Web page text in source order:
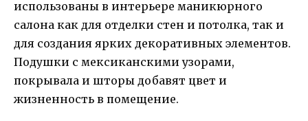
использованы в интерьере маникюрного
салона как для отделки стен и потолка, так и
для создания ярких декоративных элементов.
Подушки с мексиканскими узорами,
покрывала и шторы добавят цвет и
жизненность в помещение.